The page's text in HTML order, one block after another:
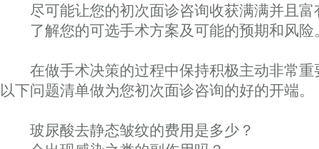
尽可能让您的初次面诊咨询收获满满并且富
了解您的可选手术方案及可能的预期和风险
在做手术决策的过程中保持积极主动非常重
以下问题清单做为您初次面诊咨询的好的开端。
玻尿酸去静态皱纹的费用是多少？